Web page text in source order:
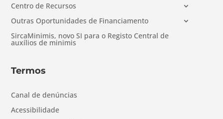
Centro de Recursos
Outras Oportunidades de Financiamento
SircaMinimis, novo SI para o Registo Central de
auxílios de minimis
Termos
Canal de denúncias
Acessibilidade